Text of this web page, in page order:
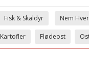
Fisk & Skaldyr Nem
Kartofler Flødeost